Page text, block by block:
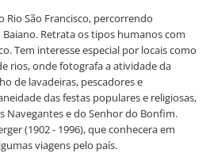
Rio São Francisco, percorrendo
Retrata os tipos humanos com
Tem interesse especial por locais como
rios, onde fotografa a atividade da
de lavadeiras, pescadores e
das festas populares e religiosas,
Navegantes e do Senhor do Bonfim.
(1902 - 1996), que conhecera em
viagens pelo país.